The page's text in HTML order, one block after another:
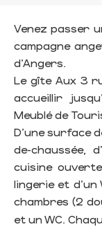
Venez passer
campagne
d'Angers.
Le gîte Aux 3
accueillir
Meublé de
D’une surface
de-chaussée,
cuisine
lingerie et
chambres (2
et un WC.